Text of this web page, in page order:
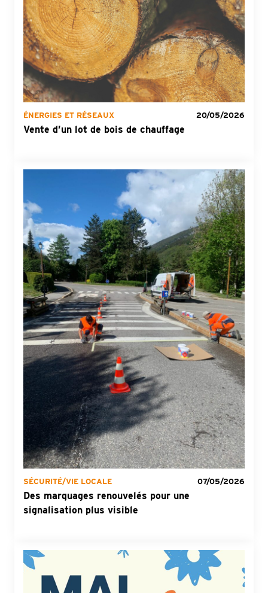
ÉNERGIES ET RÉSEAUX 20/05/2026
Vente d’un lot de bois de chauffage
SÉCURITÉ/VIE LOCALE 07/05/2026
Des marquages renouvelés pour une
signalisation plus visible